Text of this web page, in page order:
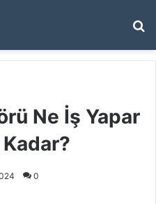
...
Ne İş Yapar
0